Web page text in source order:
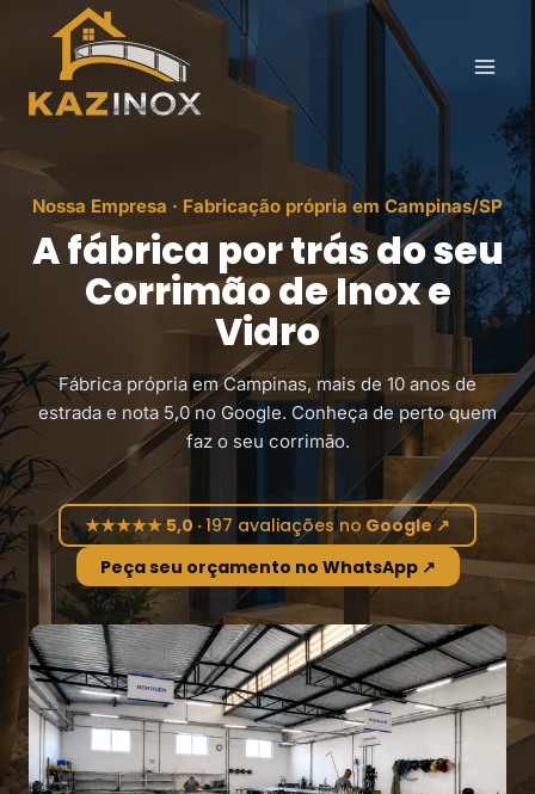
Conteúdo
Nossa Empresa · Fabricação própria em Campinas/SP
A fábrica por trás do seu
Corrimão de Inox e
Vidro
Fábrica própria em Campinas, mais de 10 anos de
estrada e nota 5,0 no Google. Conheça de perto quem
faz o seu corrimão.
★★★★★
★★★★★ 5,0 ·197 avaliações no Google ↗
Peça seu orçamento no WhatsApp ↗